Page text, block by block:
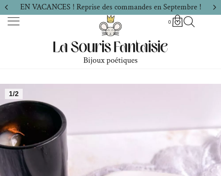
EN VACANCES ! Reprise des commandes en Septembre !
0
1/2